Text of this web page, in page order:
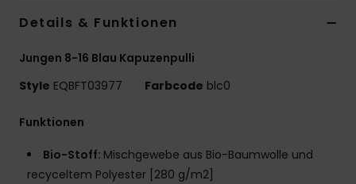
Details & Funktionen
Jungen 8-16 Blau Kapuzenpulli
Style EQBFT03977 Farbcode blc0
Funktionen
Bio-Stoff: Mischgewebe aus Bio-Baumwolle und
recyceltem Polyester [280 g/m2]